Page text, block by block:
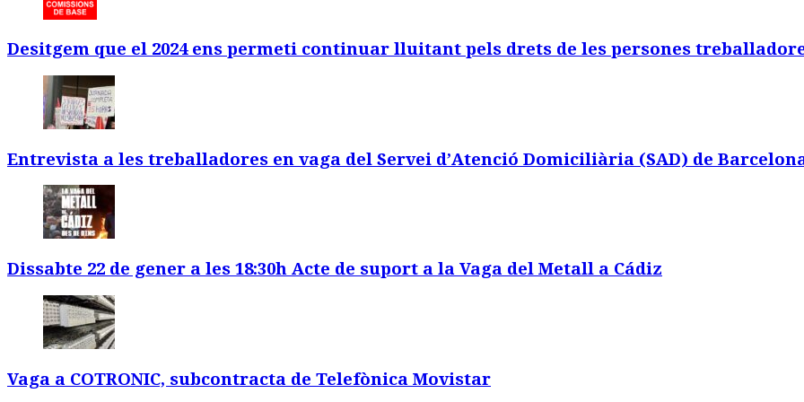
Desitgem que el 2024 ens permeti continuar lluitant pels drets de les persones
Entrevista a les treballadores en vaga del Servei d’Atenció Domiciliària (SAD) de
Dissabte 22 de gener a les 18:30h Acte de suport a la Vaga del Metall a Cádiz
Vaga a COTRONIC, subcontracta de Telefònica Movistar